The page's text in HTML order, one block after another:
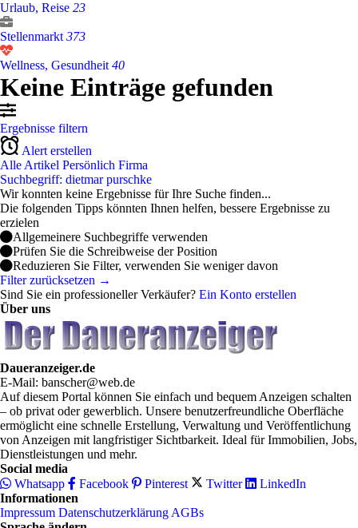
Urlaub, Reise 23
Stellenmarkt 373
Wellness, Gesundheit 40
Keine Einträge gefunden
Ergebnisse filtern
Alert erstellen
Alle Artikel Persönlich Firma
Suchbegriff: dietmar purschke
Wir konnten keine Ergebnisse für Ihre Suche finden...
Die folgenden Tipps könnten Ihnen helfen, bessere Ergebnisse zu
erzielen
Allgemeinere Suchbegriffe verwenden
Prüfen Sie die Schreibweise der Position
Reduzieren Sie Filter, verwenden Sie weniger davon
Filter zurücksetzen →
Sind Sie ein professioneller Verkäufer? Ein Konto erstellen
Über uns
Daueranzeiger.de
E-Mail: banscher@web.de
Auf diesem Portal können Sie einfach und bequem Anzeigen schalten
– ob privat oder gewerblich. Unsere benutzerfreundliche Oberfläche
ermöglicht eine schnelle Erstellung, Verwaltung und Veröffentlichung
von Anzeigen mit langfristiger Sichtbarkeit. Ideal für Immobilien, Jobs,
Dienstleistungen und mehr.
Social media
Whatsapp
Facebook Pinterest Twitter
LinkedIn
Informationen
Impressum Datenschutzerklärung AGBs